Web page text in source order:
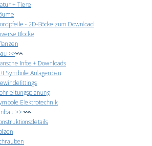
+ Tiere
- 2D-Böcke zum Download
Blöcke
>>
Infos + Downloads
Symbole Anlagenbau
Elektrotechnik
>>